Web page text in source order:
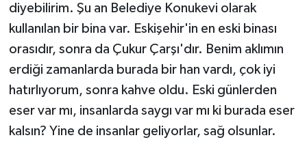
diyebilirim. Şu an Belediye Konukevi olarak
kullanılan bir bina var. Eskişehir'in en eski binası
orasıdır, sonra da Çukur Çarşı'dır. Benim aklımın
erdiği zamanlarda burada bir han vardı, çok iyi
hatırlıyorum, sonra kahve oldu. Eski günlerden
eser var mı, insanlarda saygı var mı ki burada eser
kalsın? Yine de insanlar geliyorlar, sağ olsunlar.